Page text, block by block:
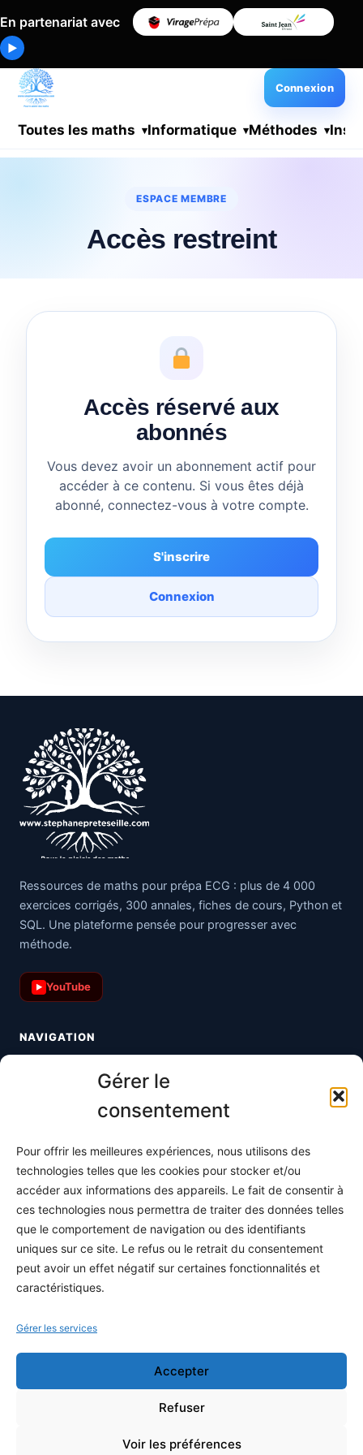
Gérer le
consentement
Pour offrir les meilleures expériences, nous utilisons des
technologies telles que les cookies pour stocker et/ou
accéder aux informations des appareils. Le fait de consentir à
ces technologies nous permettra de traiter des données telles
que le comportement de navigation ou des identifiants
uniques sur ce site. Le refus ou le retrait du consentement
peut avoir un effet négatif sur certaines fonctionnalités et
caractéristiques.
Gérer les services
Accepter
Refuser
Voir les préférences
En partenariat avec
▶
Toutes les maths Informatique Méthodes
Connexion
ESPACE MEMBRE
Accès restreint
Accès réservé aux
abonnés
Vous devez avoir un abonnement actif pour
accéder à ce contenu. Si vous êtes déjà
abonné, connectez-vous à votre compte.
S'inscrire
Connexion
Ressources de maths pour prépa ECG : plus de 4 000
exercices corrigés, 300 annales, fiches de cours, Python et
SQL. Une plateforme pensée pour progresser avec
méthode.
▶ YouTube
NAVIGATION
Toutes les maths
S'abonner
À propos
Contact / Support
Mes publications
INFORMATIONS LÉGALES
Conditions générales de vente